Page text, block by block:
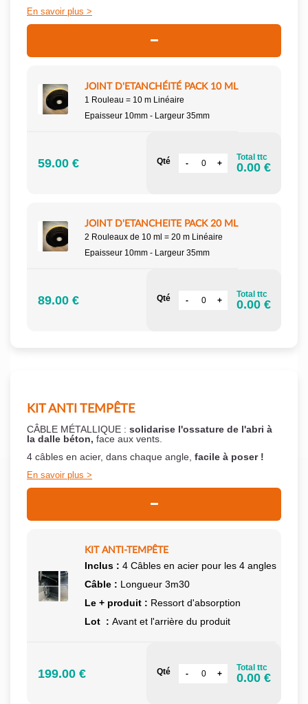
En savoir plus
JOINT D'ETANCHÉITÉ PACK 10 ML
1 Rouleau = 10 m Linéaire
Epaisseur 10mm - Largeur 35mm
59.00 € Qté Total ttc
0.00 €
JOINT D'ETANCHEITE PACK 20 ML
2 Rouleaux de 10 ml = 20 m Linéaire
Epaisseur 10mm - Largeur 35mm
89.00 € Qté Total ttc
0.00 €
KIT ANTI TEMPÊTE
CÂBLE MÉTALLIQUE : solidarise l'ossature de l'abri à
la dalle béton, face aux vents.
4 câbles en acier, dans chaque angle, facile à poser !
En savoir plus
KIT ANTI-TEMPÊTE
Inclus : 4 Câbles en acier pour les 4 angles
Câble : Longueur 3m30
Le + produit : Ressort d'absorption
Lot : Avant et l'arrière du produit
199.00 € Qté Total ttc
0.00 €